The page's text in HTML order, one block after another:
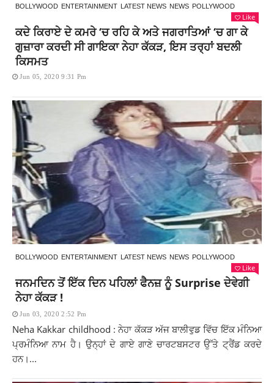
BOLLYWOOD ENTERTAINMENT LATEST NEWS NEWS POLLYWOOD
Like
ਕਦੇ ਕਿਰਾਏ ਦੇ ਕਮਰੇ ‘ਚ ਰਹਿ ਕੇ ਅਤੇ ਜਗਰਾਤਿਆਂ ‘ਚ ਗਾ ਕੇ
ਗੁਜ਼ਾਰਾ ਕਰਦੀ ਸੀ ਗਾਇਕਾ ਨੇਹਾ ਕੱਕੜ, ਇਸ ਤਰ੍ਹਾਂ ਬਦਲੀ
ਕਿਸਮਤ
Jun 05, 2020 9:31 Pm
BOLLYWOOD ENTERTAINMENT LATEST NEWS NEWS POLLYWOOD
Like
ਜਨਮਦਿਨ ਤੋਂ ਇੱਕ ਦਿਨ ਪਹਿਲਾਂ ਫੈਨਜ਼ ਨੂੰ Surprise ਦੇਵੇਗੀ
ਨੇਹਾ ਕੱਕੜ !
Jun 03, 2020 2:52 Pm
Neha Kakkar childhood : ਨੇਹਾ ਕੱਕੜ ਅੱਜ ਬਾਲੀਵੁਡ ਵਿੱਚ ਇੱਕ ਮੰਨਿਆ
ਪ੍ਰਮੰਨਿਆ ਨਾਮ ਹੈ। ਉਨ੍ਹਾਂ ਦੇ ਗਾਏ ਗਾਣੇ ਚਾਰਟਬਸਟਰ ਉੱਤੇ ਟ੍ਰੈਂਡ ਕਰਦੇ
ਹਨ।...